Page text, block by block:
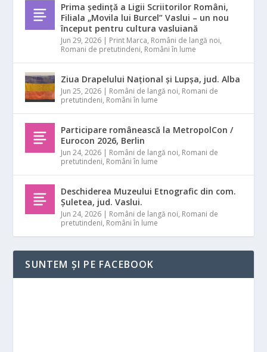
Prima ședință a Ligii Scriitorilor Români,
Filiala „Movila lui Burcel” Vaslui – un nou
început pentru cultura vasluiană
Jun 29, 2026 | Print Marca, Români de langă noi,
Romani de pretutindeni, Români în lume
Ziua Drapelului Național și Lupșa, jud. Alba
Jun 25, 2026 | Români de langă noi, Romani de
pretutindeni, Români în lume
Participare românească la MetropolCon /
Eurocon 2026, Berlin
Jun 24, 2026 | Români de langă noi, Romani de
pretutindeni, Români în lume
Deschiderea Muzeului Etnografic din com.
Șuletea, jud. Vaslui.
Jun 24, 2026 | Români de langă noi, Romani de
pretutindeni, Români în lume
SUNTEM ȘI PE FACEBOOK